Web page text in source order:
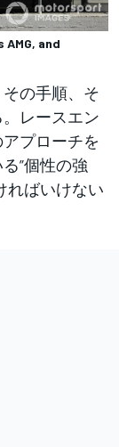
and
の手順、そ
レースエン
プローチを
”個性の強
ればいけない